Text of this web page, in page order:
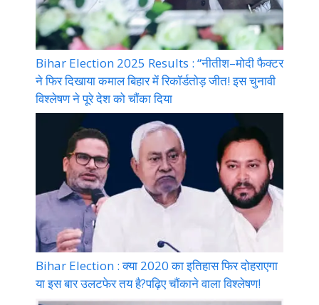
Bihar Election 2025 Results : “नीतीश–मोदी फैक्टर
ने फिर दिखाया कमाल बिहार में रिकॉर्डतोड़ जीत! इस चुनावी
विश्लेषण ने पूरे देश को चौंका दिया
Bihar Election : क्या 2020 का इतिहास फिर दोहराएगा
या इस बार उलटफेर तय है?पढ़िए चौंकाने वाला विश्लेषण!